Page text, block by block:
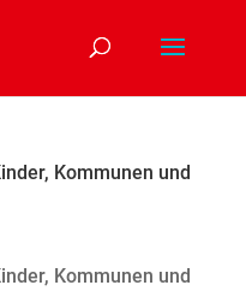
Kommunen und
Kommunen und